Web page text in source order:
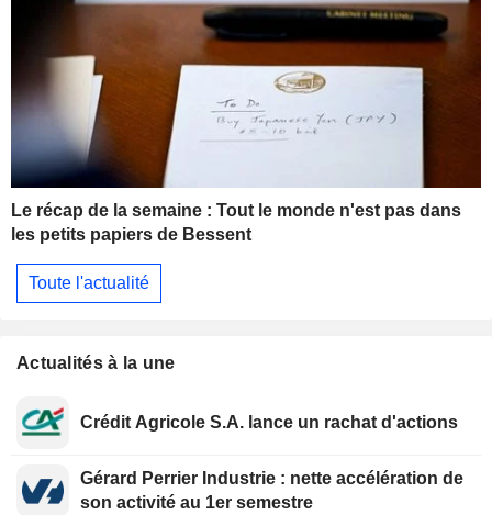
Le récap de la semaine : Tout le monde n'est pas dans
les petits papiers de Bessent
Toute l'actualité
Actualités à la une
Crédit Agricole S.A. lance un rachat d'actions
Gérard Perrier Industrie : nette accélération de
son activité au 1er semestre